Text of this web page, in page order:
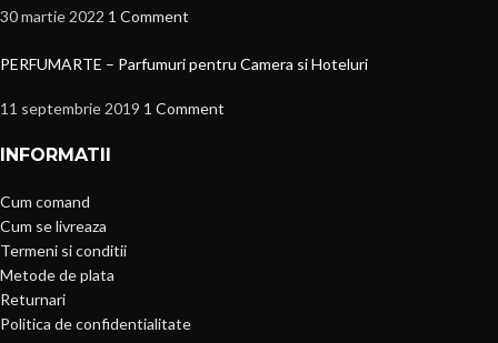
30 martie 2022 1 Comment
PERFUMARTE – Parfumuri pentru Camera si Hoteluri
11 septembrie 2019 1 Comment
INFORMATII
Cum comand
Cum se livreaza
Termeni si conditii
Metode de plata
Returnari
Politica de confidentialitate